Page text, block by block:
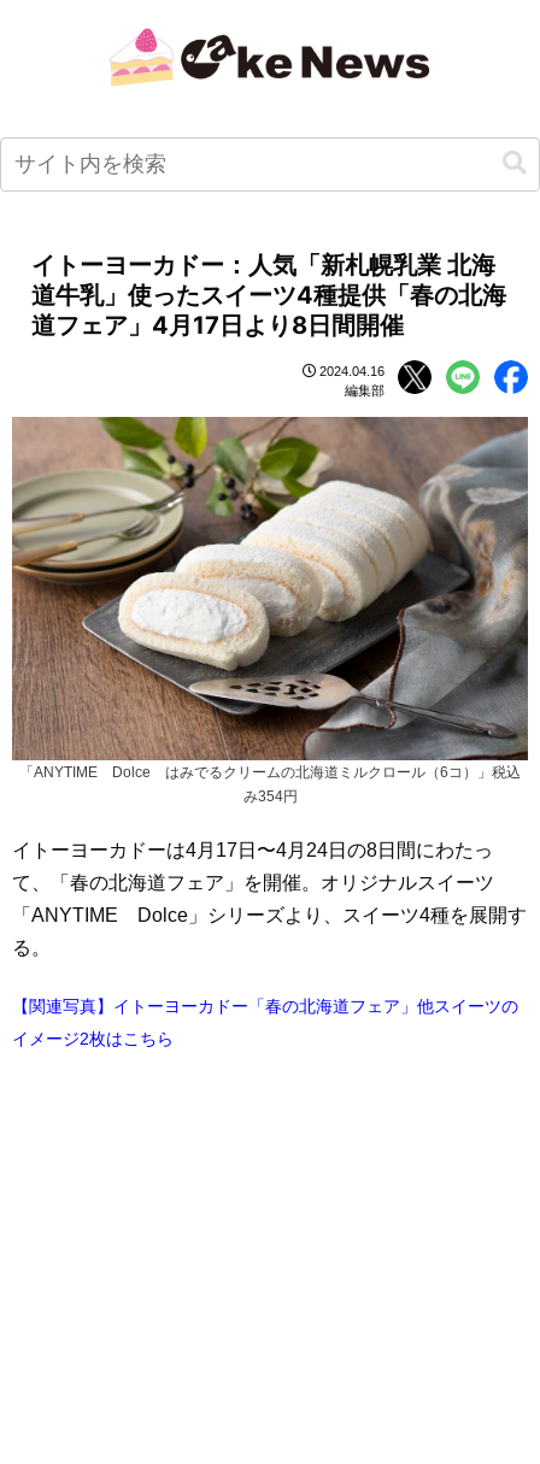
イトーヨーカドー：人気「新札幌乳業 北海
道牛乳」使ったスイーツ4種提供「春の北海
道フェア」4月17日より8日間開催
2024.04.16
編集部
「ANYTIME Dolce はみでるクリームの北海道ミルクロール（6コ）」税込
み354円
イトーヨーカドーは4月17日〜4月24日の8日間にわたっ
て、「春の北海道フェア」を開催。オリジナルスイーツ
「ANYTIME Dolce」シリーズより、スイーツ4種を展開す
る。
【関連写真】イトーヨーカドー「春の北海道フェア」他スイーツの
イメージ2枚はこちら